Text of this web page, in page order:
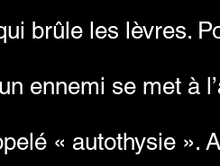
brûle les lèvres.
ennemi se met à
« autothysie ».